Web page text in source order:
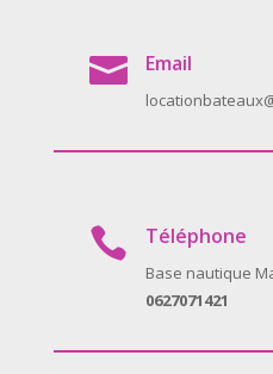
 Email
 Téléphone
Base nautique
0627071421